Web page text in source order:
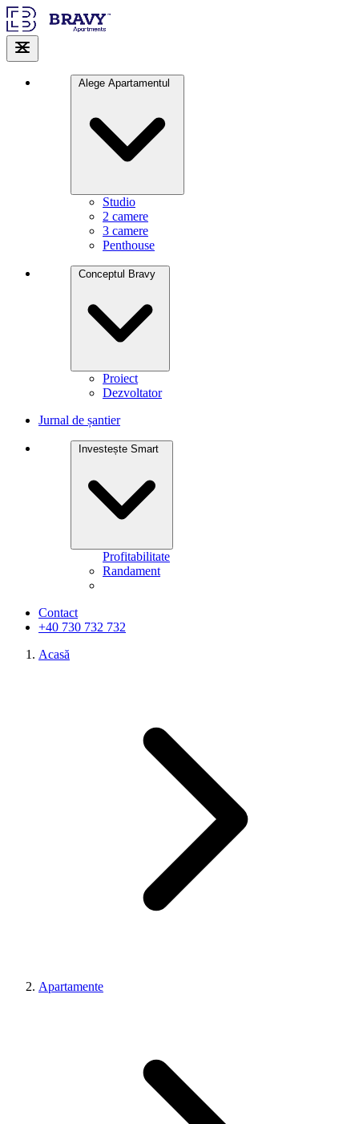
Alege Apartamentul
Studio
2 camere
3 camere
Penthouse
Conceptul Bravy
Proiect
Dezvoltator
Jurnal de șantier
Investește Smart
Profitabilitate
Randament
Contact
+40 730 732 732
Acasă
Apartamente